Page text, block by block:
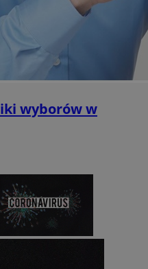
wyborów w